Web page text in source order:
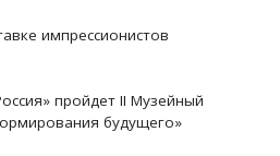
импрессионистов
пройдет II Музейный
будущего»